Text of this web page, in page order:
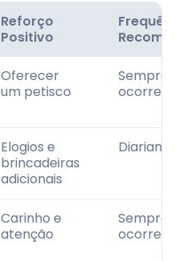
Reforço
Positivo
Oferecer
um petisco
Sempre
ocorrer
Elogios e
brincadeiras
adicionais
Carinho e
atenção
Sempre
ocorrer